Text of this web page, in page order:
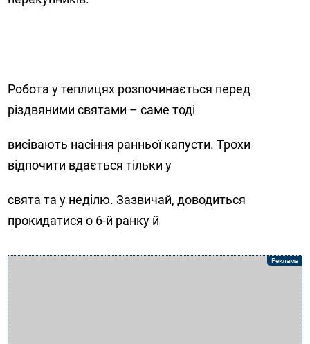
Робота у теплицях розпочинається перед
різдвяними святами – саме тоді
висівають насіння ранньої капусти. Трохи
відпочити вдається тільки у
свята та у неділю. Зазвичай, доводиться
прокидатися о 6-й ранку й